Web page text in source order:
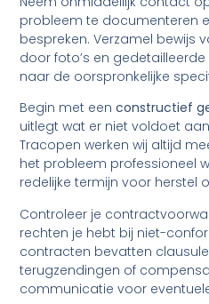
probleem te documenteren
bespreken. Verzamel bewijs
door foto’s en
naar de oorspronkelijke
Begin met eenconstructief
uitlegt wat er niet voldoet
Tracopen werken wij altijd
het probleem professioneel
redelijke termijn voor herstel
Controleer je
rechten je hebt bij niet-
contracten bevatten
terugzendingen of
communicatie voor